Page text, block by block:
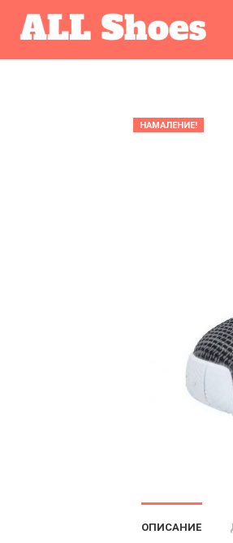
НАМАЛЕНИЕ!
ОПИСАНИЕ